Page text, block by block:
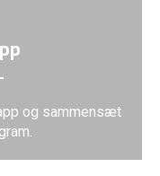
og sammensæt